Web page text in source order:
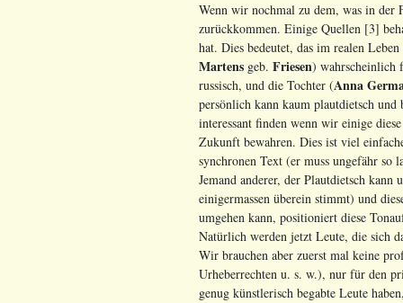
Wenn wir nochmal zu dem, was in der
zurückkommen. Einige Quellen [3]
hat. Dies bedeutet, das im realen
Martens geb. Friesen) wahrscheinlich
russisch, und die Tochter (Anna
persönlich kann kaum plautdietsch und
interessant finden wenn wir einige
Zukunft bewahren. Dies ist viel
synchronen Text (er muss ungefähr
Jemand anderer, der Plautdietsch
einigermassen überein stimmt) und
umgehen kann, positioniert diese
Natürlich werden jetzt Leute, die sich
Wir brauchen aber zuerst mal keine
Urheberrechten u. s. w.), nur für den
genug künstlerisch begabte Leute